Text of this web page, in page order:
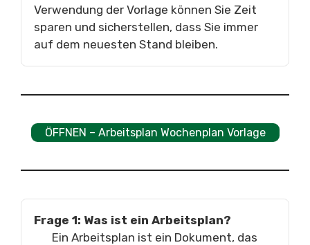
Verwendung der Vorlage können Sie Zeit
sparen und sicherstellen, dass Sie immer
auf dem neuesten Stand bleiben.
ÖFFNEN – Arbeitsplan Wochenplan Vorlage
Frage 1: Was ist ein Arbeitsplan?
Ein Arbeitsplan ist ein Dokument, das